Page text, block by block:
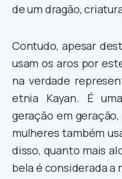
de um dragão,
Contudo, apesar
usam os aros por
na verdade
etnia Kayan. É
geração em
mulheres também
disso, quanto mais
bela é considerada a